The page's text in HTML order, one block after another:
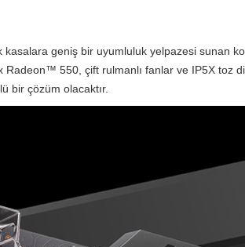
kasalara geniş bir uyumluluk yelpazesi sunan
Radeon™ 550, çift rulmanlı fanlar ve IP5X toz
bir çözüm olacaktır.